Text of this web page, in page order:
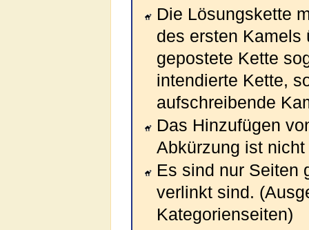
Die Lösungskette
des ersten Kamels
gepostete Kette
intendierte Kette,
aufschreibende
Das Hinzufügen
Abkürzung ist
Es sind nur Seiten
verlinkt sind.
Kategorienseiten)